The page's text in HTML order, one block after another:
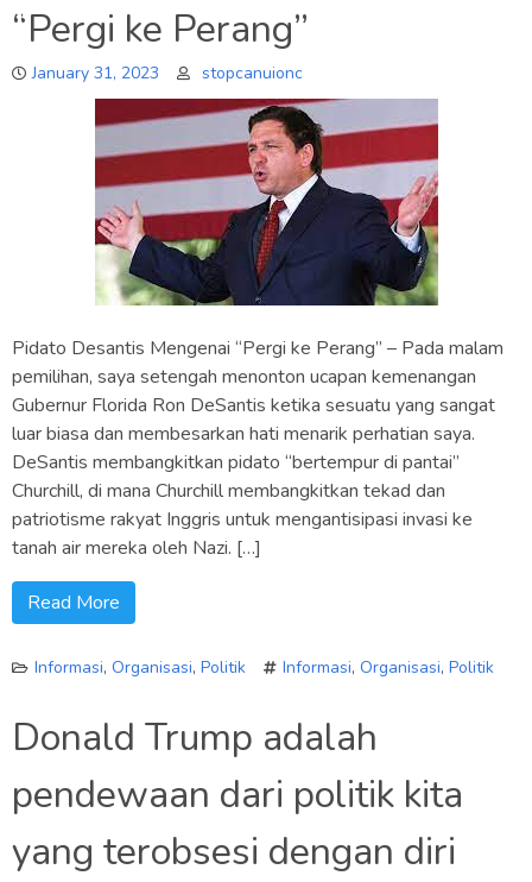
“Pergi ke Perang”
January 31, 2023 stopcanuionc
Pidato Desantis Mengenai “Pergi ke Perang” – Pada malam
pemilihan, saya setengah menonton ucapan kemenangan
Gubernur Florida Ron DeSantis ketika sesuatu yang sangat
luar biasa dan membesarkan hati menarik perhatian saya.
DeSantis membangkitkan pidato “bertempur di pantai”
Churchill, di mana Churchill membangkitkan tekad dan
patriotisme rakyat Inggris untuk mengantisipasi invasi ke
tanah air mereka oleh Nazi. […]
Read More
Informasi, Organisasi, Politik Informasi, Organisasi, Politik
Donald Trump adalah
pendewaan dari politik kita
yang terobsesi dengan diri